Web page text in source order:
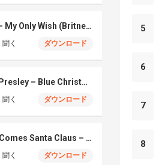
LISA – My Only Wish (Britney Spears Cover)
く ダウンロード
Elvis Presley – Blue Christmas
く ダウンロード
Here Comes Santa Claus – Gene Autry
く ダウンロード
5
6
7
8